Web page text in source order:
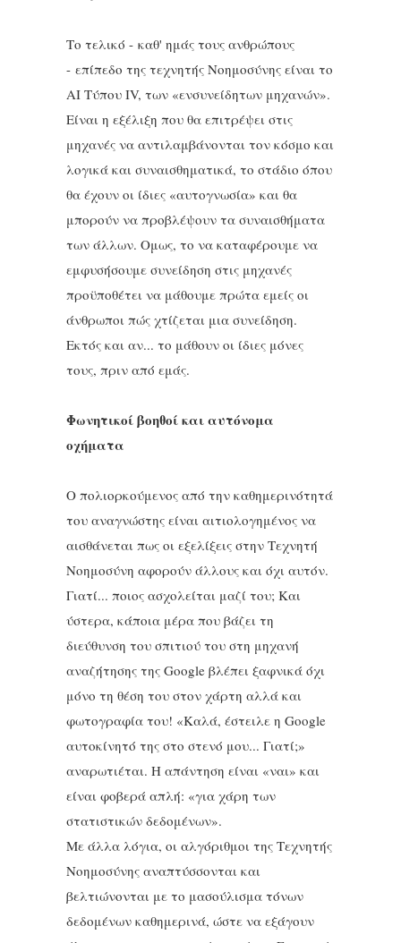
Το τελικό - καθ' ημάς τους ανθρώπους
- επίπεδο της τεχνητής Νοημοσύνης είναι το
ΑΙ Τύπου IV, των «ενσυνείδητων μηχανών».
Είναι η εξέλιξη που θα επιτρέψει στις
μηχανές να αντιλαμβάνονται τον κόσμο και
λογικά και συναισθηματικά, το στάδιο όπου
θα έχουν οι ίδιες «αυτογνωσία» και θα
μπορούν να προβλέψουν τα συναισθήματα
των άλλων. Ομως, το να καταφέρουμε να
εμφυσήσουμε συνείδηση στις μηχανές
προϋποθέτει να μάθουμε πρώτα εμείς οι
άνθρωποι πώς χτίζεται μια συνείδηση.
Εκτός και αν... το μάθουν οι ίδιες μόνες
τους, πριν από εμάς.
Φωνητικοί βοηθοί και αυτόνομα
οχήματα
Ο πολιορκούμενος από την καθημερινότητά
του αναγνώστης είναι αιτιολογημένος να
αισθάνεται πως οι εξελίξεις στην Τεχνητή
Νοημοσύνη αφορούν άλλους και όχι αυτόν.
Γιατί... ποιος ασχολείται μαζί του; Και
ύστερα, κάποια μέρα που βάζει τη
διεύθυνση του σπιτιού του στη μηχανή
αναζήτησης της Google βλέπει ξαφνικά όχι
μόνο τη θέση του στον χάρτη αλλά και
φωτογραφία του! «Καλά, έστειλε η Google
αυτοκίνητό της στο στενό μου... Γιατί;»
αναρωτιέται. Η απάντηση είναι «ναι» και
είναι φοβερά απλή: «για χάρη των
στατιστικών δεδομένων».
Με άλλα λόγια, οι αλγόριθμοι της Τεχνητής
Νοημοσύνης αναπτύσσονται και
βελτιώνονται με το μασούλισμα τόνων
δεδομένων καθημερινά, ώστε να εξάγουν